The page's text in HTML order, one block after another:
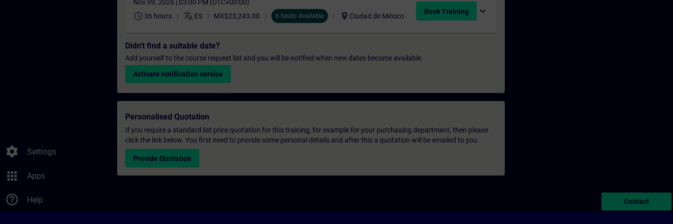
settings Settings
apps Apps
help_outline Help
Nov 09, 2026 | 03:00 PM (UTC+00:00)
schedule 36 hours translate ES MX$23,243.00 6 Seats Available location_on Ciudad de México
Book Training expand_more
Didn't find a suitable date?
Add yourself to the course request list and you will be notified when new dates become available.
Activate notification service
Personalised Quotation
If you require a standard list price quotation for this training, for example for your purchasing department, then please
click the link below. You first need to provide some personal details and after this a quotation will be emailed to you.
Provide Quotation
Contact